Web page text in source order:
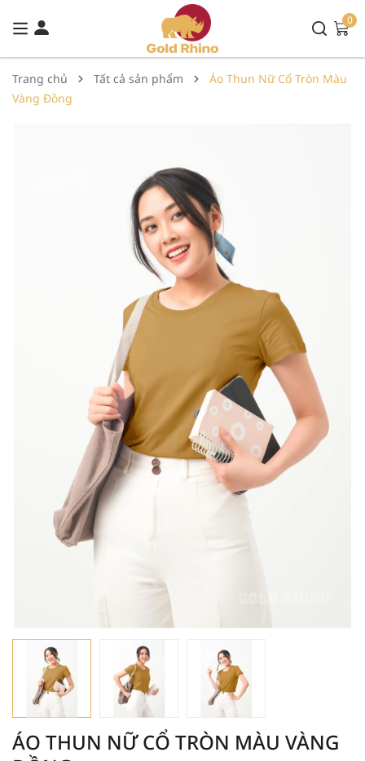
0
Trang chủ Tất cả sản phẩm
Áo Thun Nữ Cổ Tròn Màu
Vàng Đồng
ÁO THUN NỮ CỔ TRÒN MÀU VÀNG